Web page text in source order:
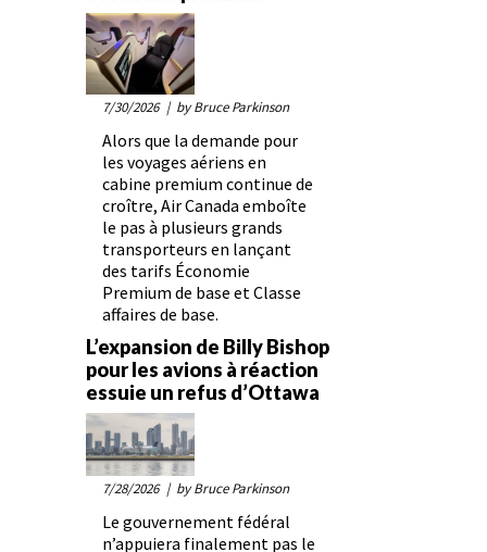
7/30/2026 | by Bruce Parkinson
Alors que la demande pour
les voyages aériens en
cabine premium continue de
croître, Air Canada emboîte
le pas à plusieurs grands
transporteurs en lançant
des tarifs Économie
Premium de base et Classe
affaires de base.
L’expansion de Billy Bishop
pour les avions à réaction
essuie un refus d’Ottawa
7/28/2026 | by Bruce Parkinson
Le gouvernement fédéral
n’appuiera finalement pas le